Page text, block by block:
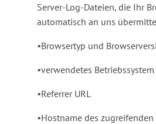
Server-Log-Dateien, die Ihr
automatisch an uns
•Browsertyp und
•verwendetes Betriebssystem
•Referrer URL
•Hostname des zugreifenden